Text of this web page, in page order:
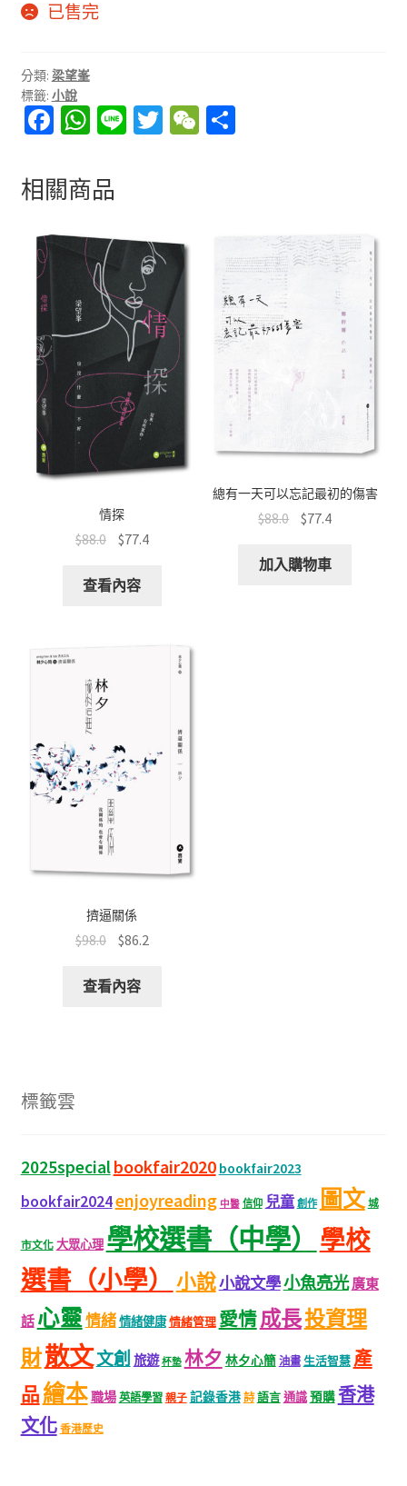
已售完
分類: 梁望峯
標籤: 小說
Fa
b
o
o
W
at
sA
p
p
Li T W 分
相關商品
情探
$88.0 $77.4
查看內容
總有一天可以忘記最初的傷害
$88.0 $77.4
加入購物車
擠逼關係
$98.0 $86.2
查看內容
標籤雲
2025specialbookfair2020 bookfair2023
bookfair2024enjoyreading 中醫 信仰 兒童 創作 圖文 城
市文化 大眾心理 學校選書（中學）
學校
選書（小學）
小說小說文學小魚亮光廣東
話 心靈情緒情緒健康情緒管理 愛情成長投資理
財散文文創 旅遊 杯墊 林夕 林夕心簡 油畫 生活智慧產
品繪本職場 英語學習 親子 記錄香港 詩 語言通識預購香港
文化 香港歷史